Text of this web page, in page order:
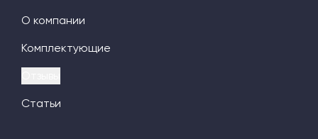
О компании
Комплектующие
Статьи